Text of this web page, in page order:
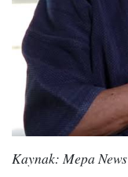
Kaynak: Mepa News